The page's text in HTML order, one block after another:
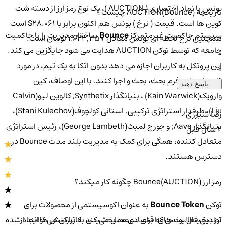
تاریخچه AUCTION(Bounce) چیست؟
سیستم حاکمیت غیرمتمرکزBounceساختار مدیریت را با حاکمیت
جامعه که توسط توکن AUCTION هدایت می شود جایگزین می کند.
این پروتکل به کاربران اجازه می دهد بدون اتکا به یک تیم، در مورد
تغییرات پلت فرم بحث، بحث و اجرا کنند. با این اوصاف، کین
وارویک(Kain Warwick) ، بنیانگذار Synthetix; کالوین لیو(Calvin
Liu)، طرفدار استراتژی ترکیبی. استانی کولچوف(Stani Kulechov)،
بنیانگذار Aave; و جورج لمبث(George Lambeth)، رئیس استراتژی
متعادل کننده، همگی برای کمک به مدیریت بلند مدت Bounce در
دسترس هستند.
رمز ارز Bounce(AUCTION) چگونه کار میکند؟
توکنBounce Tokenبه عنوان اکوسیستمی از محصولات برای
تطبیق فعالیت های اقتصادی عمل می کند. کاربران می توانند از
بونس با نماد اختصاری ( AUCTION )، یک نوع رمز ارز از دسته شت
کوین ها است. قیمت ( نرخ ) بونس هم اکنون برابر با 28.061$ است
همچنین نرخ لحظه ای بونس معادل 1,623,357 تومان است.
پاسخ دهید
رضا شیزری
ارز دیجیتال بونس که برای سرعت بخشیدن به تراکنش ها ایجاد شده